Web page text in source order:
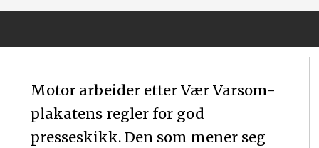
Motor arbeider etter Vær Varsom-
plakatens regler for god
presseskikk. Den som mener seg